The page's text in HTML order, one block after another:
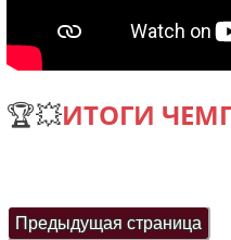
🏆💥ИТОГИ